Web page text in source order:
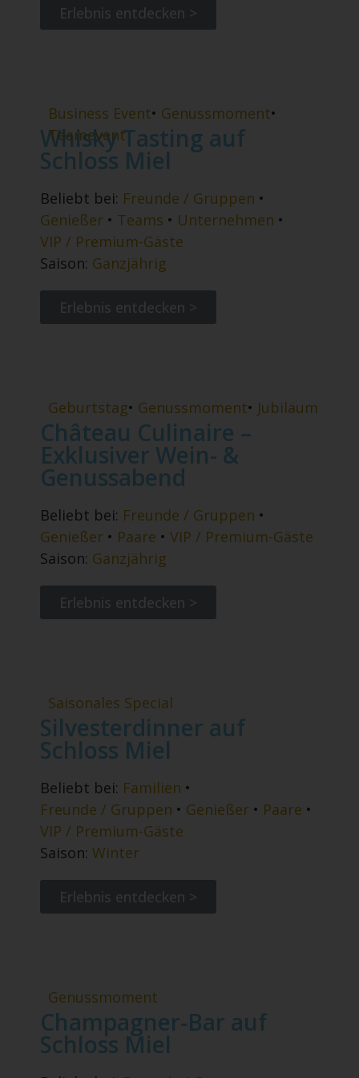
Erlebnis entdecken >
Business Event• Genussmoment•
Teamevent
Whisky Tasting auf
Schloss Miel
Beliebt bei: Freunde / Gruppen •
Genießer • Teams • Unternehmen •
VIP / Premium-Gäste
Saison: Ganzjährig
Erlebnis entdecken >
Geburtstag• Genussmoment• Jubiläum
Château Culinaire –
Exklusiver Wein- &
Genussabend
Beliebt bei: Freunde / Gruppen •
Genießer • Paare • VIP / Premium-Gäste
Saison: Ganzjährig
Erlebnis entdecken >
Saisonales Special
Silvesterdinner auf
Schloss Miel
Beliebt bei: Familien •
Freunde / Gruppen • Genießer • Paare •
VIP / Premium-Gäste
Saison: Winter
Erlebnis entdecken >
Genussmoment
Champagner-Bar auf
Schloss Miel